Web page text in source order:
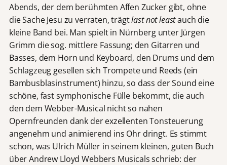
Abends, der dem berühmten Affen Zucker gibt, ohne
die Sache Jesu zu verraten, trägtlast not leastauch die
kleine Band bei. Man spielt in Nürnberg unter Jürgen
Grimm die sog. mittlere Fassung; den Gitarren und
Basses, dem Horn und Keyboard, den Drums und dem
Schlagzeug gesellen sich Trompete und Reeds (ein
Bambusblasinstrument) hinzu, so dass der Sound eine
schöne, fast symphonische Fülle bekommt, die auch
den dem Webber-Musical nicht so nahen
Opernfreunden dank der exzellenten Tonsteuerung
angenehm und animierend ins Ohr dringt. Es stimmt
schon, was Ulrich Müller in seinem kleinen, guten Buch
über Andrew Lloyd Webbers Musicals schrieb: der